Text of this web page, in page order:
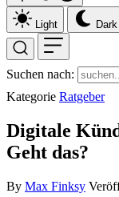
Light Dark
Suchen nach:
Kategorie Ratgeber
Digitale
Geht das?
By Max Finksy